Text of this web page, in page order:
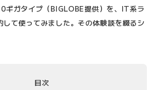
ギガタイプ（BIGLOBE提供）を、IT系ラ
して使ってみました。その体験談を綴るシ
目次